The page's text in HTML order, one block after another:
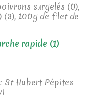
surgelés (0),
(3), 100g de filet de
rapide (1)
St Hubert Pépites